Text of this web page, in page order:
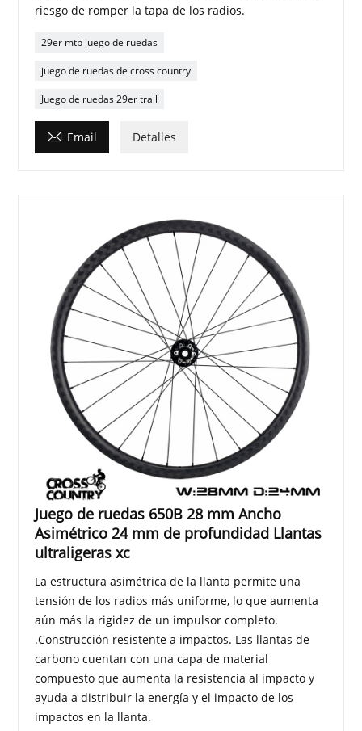
riesgo de romper la tapa de los radios.
29er mtb juego de ruedas
juego de ruedas de cross country
Juego de ruedas 29er trail
 Email Detalles
Juego de ruedas 650B 28 mm Ancho
Asimétrico 24 mm de profundidad Llantas
ultraligeras xc
La estructura asimétrica de la llanta permite una
tensión de los radios más uniforme, lo que aumenta
aún más la rigidez de un impulsor completo.
.Construcción resistente a impactos. Las llantas de
carbono cuentan con una capa de material
compuesto que aumenta la resistencia al impacto y
ayuda a distribuir la energía y el impacto de los
impactos en la llanta.